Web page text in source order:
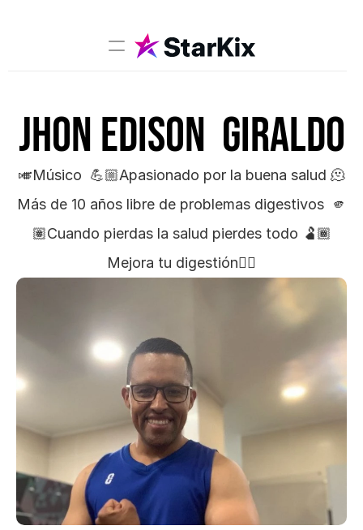
Sports
Comedy
Film-TV
Models
Jhon Edison  Giraldo
🎺Músico  💪🏼Apasionado por la buena salud 🫠
Más de 10 años libre de problemas digestivos  🫵
🏽Cuando pierdas la salud pierdes todo 🫃🏾
Mejora tu digestión👇🏻